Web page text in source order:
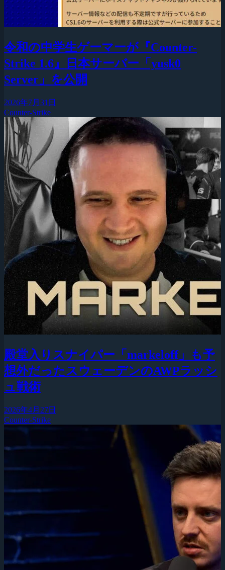
令和の中学生ゲーマーが『Counter-
Strike 1.6』日本サーバー「yusk0
Server」を公開
2026年7月31日
Counter-Strike
殿堂入りスナイパー「markeloff」も予
想外だったスウェーデンのAWPラッシ
ュ戦術
2026年4月27日
Counter-Strike